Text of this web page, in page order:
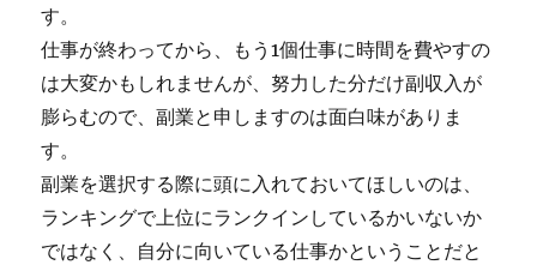
す。
仕事が終わってから、もう1個仕事に時間を費やすの
は大変かもしれませんが、努力した分だけ副収入が
膨らむので、副業と申しますのは面白味がありま
す。
副業を選択する際に頭に入れておいてほしいのは、
ランキングで上位にランクインしているかいないか
ではなく、自分に向いている仕事かということだと